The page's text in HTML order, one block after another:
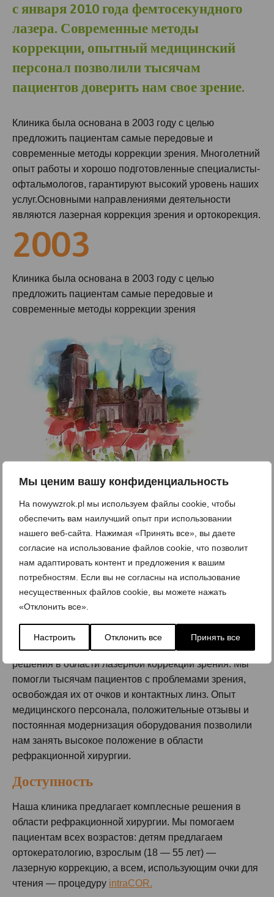
Мы ценим вашу конфиденциальность
На nowywzrok.pl мы используем файлы cookie, чтобы
обеспечить вам наилучший опыт при использовании
нашего веб-сайта. Нажимая «Принять все», вы даете
согласие на использование файлов cookie, что позволит
нам адаптировать контент и предложения к вашим
потребностям. Если вы не согласны на использование
несущественных файлов cookie, вы можете нажать
«Отклонить все».
Настроить Отклонить все Принять все
с января 2010 года фемтосекундного
лазера. Современные методы
коррекции, опытный медицинский
персонал позволили тысячам
пациентов доверить нам свое зрение.
Клиника была основана в 2003 году с целью
предложить пациентам самые передовые и
современные методы коррекции зрения. Многолетний
опыт работы и хорошо подготовленные специалисты-
офтальмологов, гарантируют высокий уровень наших
услуг.Основными направлениями деятельности
являются лазерная коррекция зрения и ортокорекция.
2003
Клиника была основана в 2003 году с целью
предложить пациентам самые передовые и
современные методы коррекции зрения
Наша история
Безопасность
Наши клиники оснащены первоклассной
диагностической и хирургической аппаратурой
ведущего немецкого производителя Technolas Perfect
Vision.
EXPERIENCE
На протяжении многих лет, мы предлагаем лучшие
решения в области лазерной коррекции зрения. Мы
помогли тысячам пациентов с проблемами зрения,
освобождая их от очков и контактных линз. Опыт
медицинского персонала, положительные отзывы и
постоянная модернизация оборудования позволили
нам занять высокое положение в области
рефракционной хирургии.
Доступность
Наша клиника предлагает комплесные решения в
области рефракционной хирургии. Мы помогаем
пациентам всех возрастов: детям предлагаем
ортокератологию, взрослым (18 — 55 лет) —
лазерную коррекцию, а всем, использующим очки для
чтения — процедуру intraCOR.